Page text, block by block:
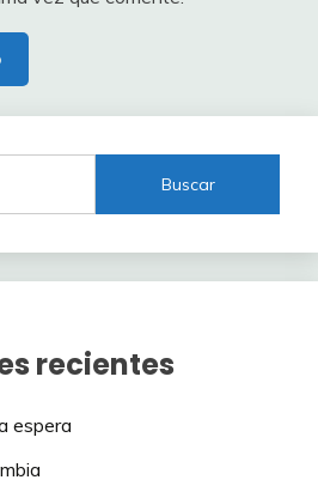
Buscar
recientes
espera